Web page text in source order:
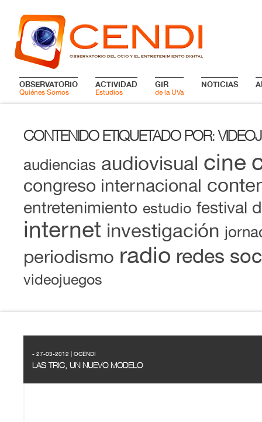
OBSERVATORIO
Quiénes Somos
ACTIVIDAD
Estudios
GIR
de la UVa
NOTICIAS
CONTENIDO ETIQUETADO POR:
audiencias audiovisual cine
congreso internacional
entretenimiento estudio festival
internet investigación
periodismo radio redes
videojuegos
- 27-03-2012 | OCENDI
LAS TRIC, UN NUEVO MODELO